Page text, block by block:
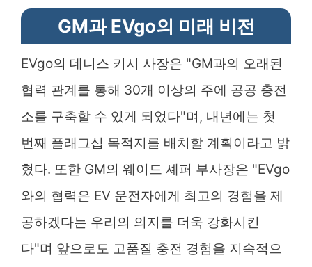
GM과 EVgo의 미래 비전
EVgo의 데니스 키시 사장은 "GM과의 오래된
협력 관계를 통해 30개 이상의 주에 공공 충전
소를 구축할 수 있게 되었다"며, 내년에는 첫
번째 플래그십 목적지를 배치할 계획이라고 밝
혔다. 또한 GM의 웨이드 셰퍼 부사장은 "EVgo
와의 협력은 EV 운전자에게 최고의 경험을 제
공하겠다는 우리의 의지를 더욱 강화시킨
다"며 앞으로도 고품질 충전 경험을 지속적으